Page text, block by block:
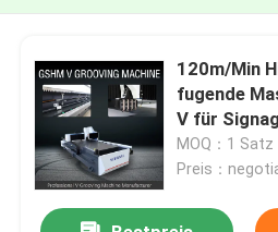
120m/Min
fugende
V für
MOQ：1 Satz
Preis：